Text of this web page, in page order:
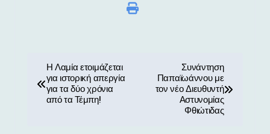
Η Λαμία ετοιμάζεται
για ιστορική απεργία
για τα δύο χρόνια
από τα Τέμπη!
Συνάντηση
Παπαϊωάννου με
τον νέο Διευθυντή
Αστυνομίας
Φθιώτιδας